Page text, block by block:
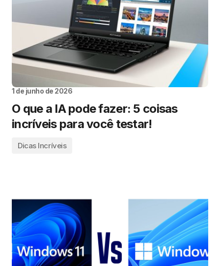
1 de junho de 2026
O que a IA pode fazer: 5 coisas
incríveis para você testar!
Dicas Incríveis